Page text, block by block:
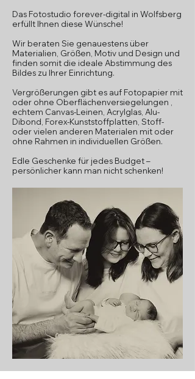
Das Fotostudio forever-digital in Wolfsberg
erfüllt Ihnen diese Wünsche!
Wir beraten Sie genauestens über
Materialien, Größen, Motiv und Design und
finden somit die ideale Abstimmung des
Bildes zu Ihrer Einrichtung.
Vergrößerungen gibt es auf Fotopapier mit
oder ohne Oberflächenversiegelungen ,
echtem Canvas-Leinen, Acrylglas, Alu-
Dibond, Forex-Kunststoffplatten, Stoff-
oder vielen anderen Materialen mit oder
ohne Rahmen in individuellen Größen.
Edle Geschenke für jedes Budget –
persönlicher kann man nicht schenken!